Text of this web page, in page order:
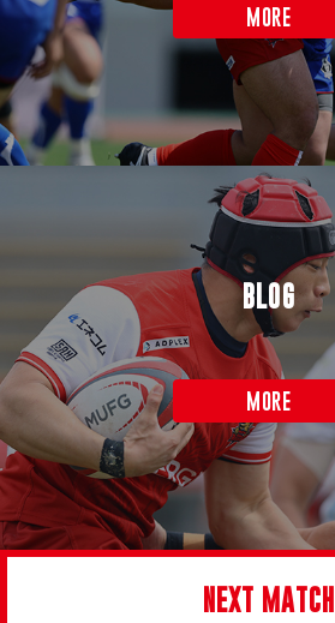
MORE
BLOG
MORE
NEXT MATCH